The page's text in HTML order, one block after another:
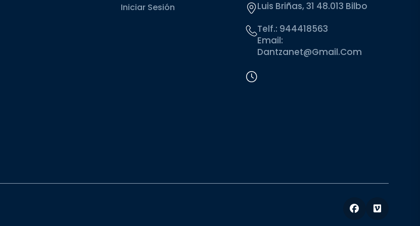
Iniciar Sesión
Luis Briñas, 31 48.013 Bilbo
Telf.: 944418563
Email:
Dantzanet@gmail.com
Facebook
Vimeo